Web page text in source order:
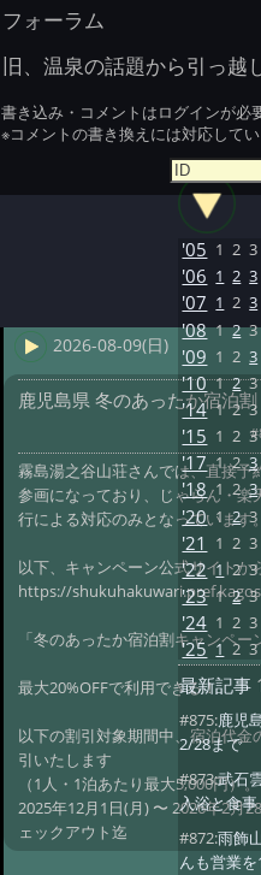
フォーラム
旧、温泉の話題から引っ越
書き込み・コメントはログインが必
※コメントの書き換えには対応してい
2026-08-09(日)
鹿児島県 冬のあったか宿泊
霧島湯之谷山荘さんでは、直接予
参画になっており、じゃらん・楽
行による対応のみとなっています
以下、キャンペーン公式サイト
https://
「冬のあったか宿泊割キャンペー
最大20%OFFで利用できる！
以下の割引対象期間中、宿泊代金
引いたします
（1人・1泊あたり最大5,000円）。
2025年12月1日(月) 〜 2026年2月
ェックアウト迄
'05 1 2 3
'06 1 2 3
'07 1 2 3
'08 1 2 3
'09 1 2 3
'10 1 2 3
'14 1 2 3
'15 1 2 3
'17 1 2 3
'18 1 2 3
'20 1 2 3
'21 1 2 3
'22 1 2 3
'23 1 2 3
'24 1 2 3
'25 1 2 3
最新記事
#875:鹿児
2/28まで
#873:武石
入浴と食
#872:雨飾
んも営業